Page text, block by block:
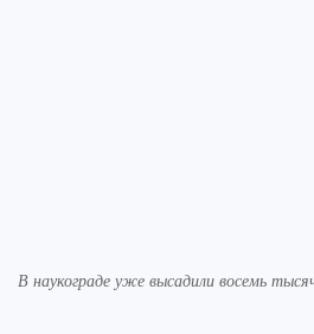
В наукограде уже высадили восемь